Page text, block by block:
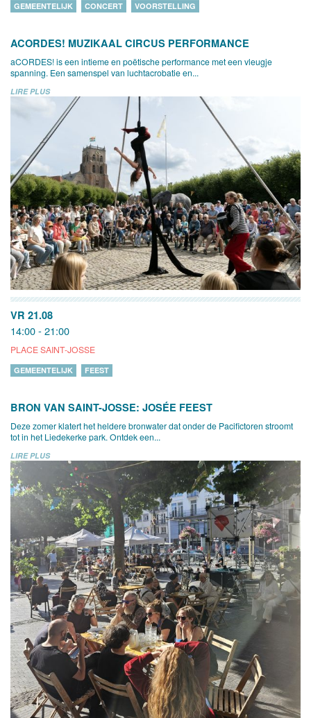
GEMEENTELIJK CONCERT VOORSTELLING
ACORDES! MUZIKAAL CIRCUS PERFORMANCE
aCORDES! is een intieme en poëtische performance met een vleugje
spanning. Een samenspel van luchtacrobatie en...
LIRE PLUS
VR 21.08
14:00 - 21:00
PLACE SAINT-JOSSE
GEMEENTELIJK FEEST
BRON VAN SAINT-JOSSE: JOSÉE FEEST
Deze zomer klatert het heldere bronwater dat onder de Pacifictoren stroomt
tot in het Liedekerke park. Ontdek een...
LIRE PLUS